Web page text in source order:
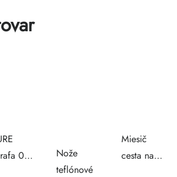
0,9
Nože
teflónové
Miesič
cesta na